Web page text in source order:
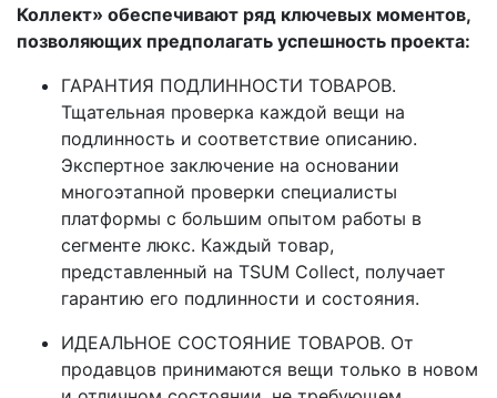
Коллект» обеспечивают ряд ключевых моментов,
позволяющих предполагать успешность проекта:
ГАРАНТИЯ ПОДЛИННОСТИ ТОВАРОВ.
Тщательная проверка каждой вещи на
подлинность и соответствие описанию.
Экспертное заключение на основании
многоэтапной проверки специалисты
платформы с большим опытом работы в
сегменте люкс. Каждый товар,
представленный на TSUM Collect, получает
гарантию его подлинности и состояния.
ИДЕАЛЬНОЕ СОСТОЯНИЕ ТОВАРОВ. От
продавцов принимаются вещи только в новом